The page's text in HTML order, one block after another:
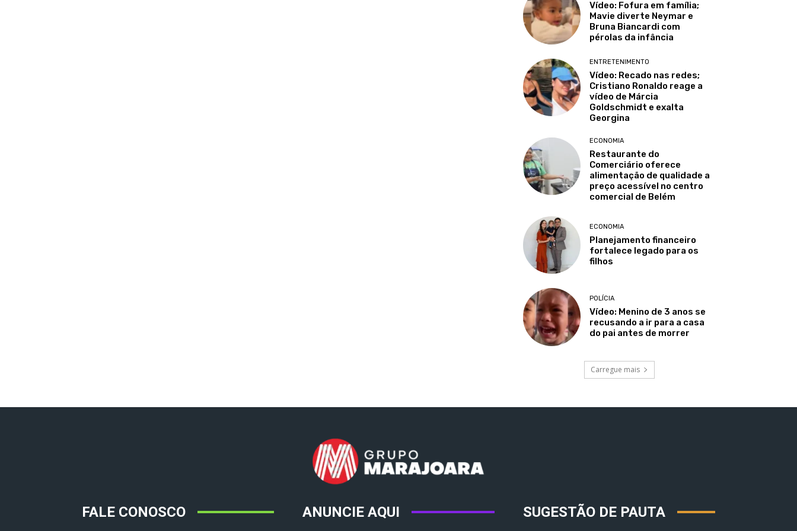
Vídeo: Fofura em família;
Mavie diverte Neymar e
Bruna Biancardi com
pérolas da infância
ENTRETENIMENTO
Vídeo: Recado nas redes;
Cristiano Ronaldo reage a
vídeo de Márcia
Goldschmidt e exalta
Georgina
ECONOMIA
Restaurante do
Comerciário oferece
alimentação de qualidade a
preço acessível no centro
comercial de Belém
ECONOMIA
Planejamento financeiro
fortalece legado para os
filhos
POLÍCIA
Vídeo: Menino de 3 anos se
recusando a ir para a casa
do pai antes de morrer
Carregue mais
FALE CONOSCO ANUNCIE AQUI SUGESTÃO DE PAUTA